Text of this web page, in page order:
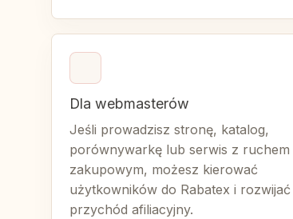
Dla webmasterów
Jeśli prowadzisz stronę, katalog,
porównywarkę lub serwis z ruchem
zakupowym, możesz kierować
użytkowników do Rabatex i rozwijać
przychód afiliacyjny.